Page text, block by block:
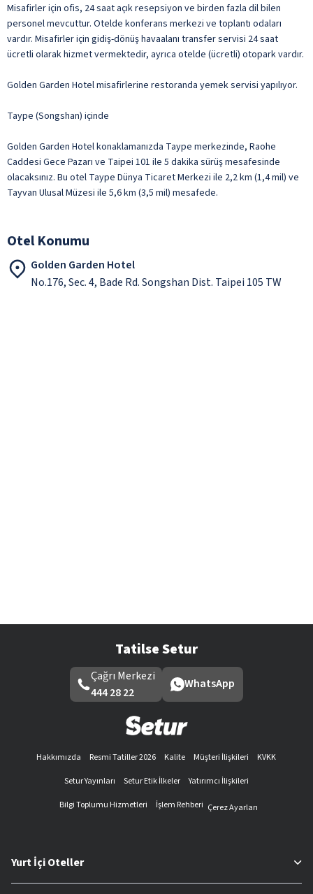
Misafirler için ofis, 24 saat açık resepsiyon ve birden fazla dil bilen
personel mevcuttur. Otelde konferans merkezi ve toplantı odaları
vardır. Misafirler için gidiş-dönüş havaalanı transfer servisi 24 saat
ücretli olarak hizmet vermektedir, ayrıca otelde (ücretli) otopark vardır.
Golden Garden Hotel misafirlerine restoranda yemek servisi yapılıyor.
Taype (Songshan) içinde
Golden Garden Hotel konaklamanızda Taype merkezinde, Raohe
Caddesi Gece Pazarı ve Taipei 101 ile 5 dakika sürüş mesafesinde
olacaksınız. Bu otel Taype Dünya Ticaret Merkezi ile 2,2 km (1,4 mil) ve
Tayvan Ulusal Müzesi ile 5,6 km (3,5 mil) mesafede.
Otel Konumu
Golden Garden Hotel
No.176, Sec. 4, Bade Rd. Songshan Dist. Taipei 105 TW
Tatilse Setur
Çağrı Merkezi
444 28 22
WhatsApp
Hakkımızda Resmi Tatiller 2026 Kalite Müşteri İlişkileri
KVKK
Setur Yayınları
Setur Etik İlkeler
Yatırımcı İlişkileri
Bilgi Toplumu Hizmetleri
İşlem Rehberi Çerez Ayarları
Yurt İçi Oteller